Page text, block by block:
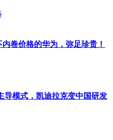
卷价格的华为，弥足珍贵！
导模式，凯迪拉克变中国研发